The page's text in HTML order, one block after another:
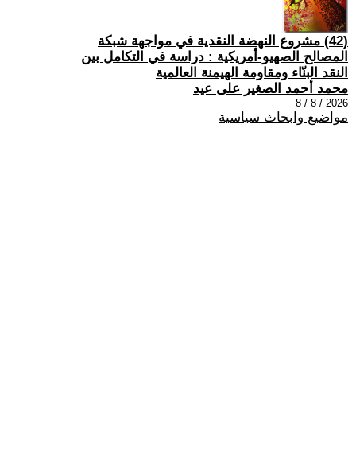
(42) مشروع النهضة النقدية في مواجهة شبكة
المصالح الصهيو-أمريكية : دراسة في التكامل بين
النقد البنّاء ومقاومة الهيمنة العالمية
محمد أحمد الصغير على عيد
2026 / 8 / 8
مواضيع وابحاث سياسية